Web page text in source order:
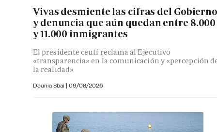
Vivas desmiente las cifras del
y denuncia que aún quedan entre 8.000
y 11.000 inmigrantes
El presidente ceutí reclama al Ejecutivo
«transparencia» en la comunicación y «percepción
la realidad»
Dounia Sbai | 09/08/2026